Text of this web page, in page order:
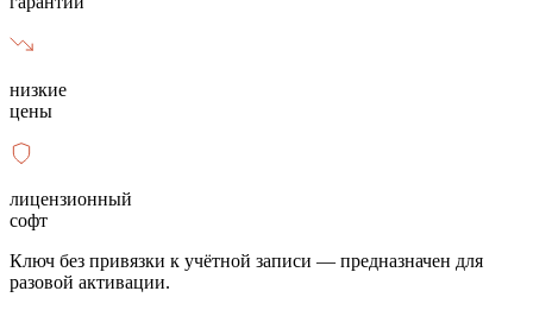
низкие
цены
лицензионный
софт
Ключ без привязки к учётной записи — предназначен для
разовой активации.